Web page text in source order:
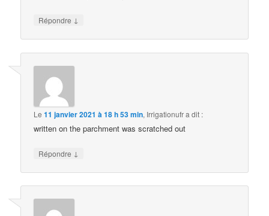
Répondre ↓
Le11 janvier 2021 à 18 h 53 min, Irrigationufra dit :
written on the parchment was scratched out
Répondre ↓